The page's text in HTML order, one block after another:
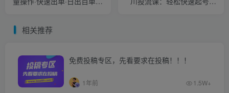
相关推荐
免费投稿专区，先看要求在投稿！！！
1年前 1.5W+